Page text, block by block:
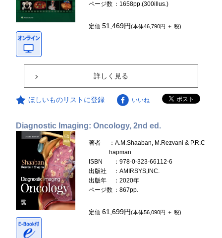
ページ数 ：1658pp.(300illus.)
定価51,469円(本体46,790円 ＋ 税)
詳しく見る
ほしいものリストに登録 いいね
Diagnostic Imaging: Oncology, 2nd ed.
著者
：A.M.Shaaban, M.Rezvani & P.R.C
hapman
ISBN
：978-0-323-66112-6
出版社
：AMIRSYS,INC.
出版年
：2020年
ページ数 ：867pp.
定価61,699円(本体56,090円 ＋ 税)